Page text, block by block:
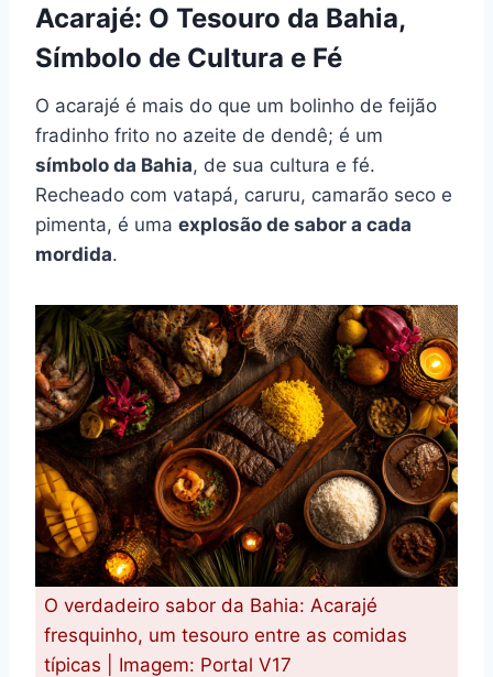
Acarajé: O Tesouro da Bahia,
Símbolo de Cultura e Fé
O acarajé é mais do que um bolinho de feijão
fradinho frito no azeite de dendê; é um
símbolo da Bahia, de sua cultura e fé.
Recheado com vatapá, caruru, camarão seco e
pimenta, é uma explosão de sabor a cada
mordida.
O verdadeiro sabor da Bahia: Acarajé
fresquinho, um tesouro entre as comidas
típicas | Imagem: Portal V17